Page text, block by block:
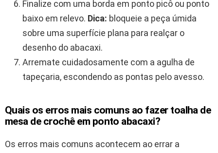
Finalize com uma borda em ponto picô ou ponto
baixo em relevo. Dica: bloqueie a peça úmida
sobre uma superfície plana para realçar o
desenho do abacaxi.
Arremate cuidadosamente com a agulha de
tapeçaria, escondendo as pontas pelo avesso.
Quais os erros mais comuns ao fazer toalha de
mesa de crochê em ponto abacaxi?
Os erros mais comuns acontecem ao errar a